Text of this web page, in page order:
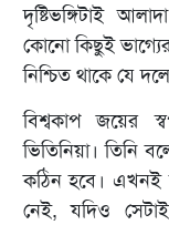
দৃষ্টিভঙ্গিটাই
কোনো কিছুই
নিশ্চিত থাকে যে
বিশ্বকাপ জয়ের
ভিতিনিয়া। তিনি
কঠিন হবে। এখনই
নেই, যদিও